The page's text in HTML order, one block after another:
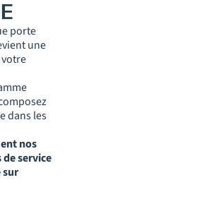
porte
une
dans les
nos
service
sur